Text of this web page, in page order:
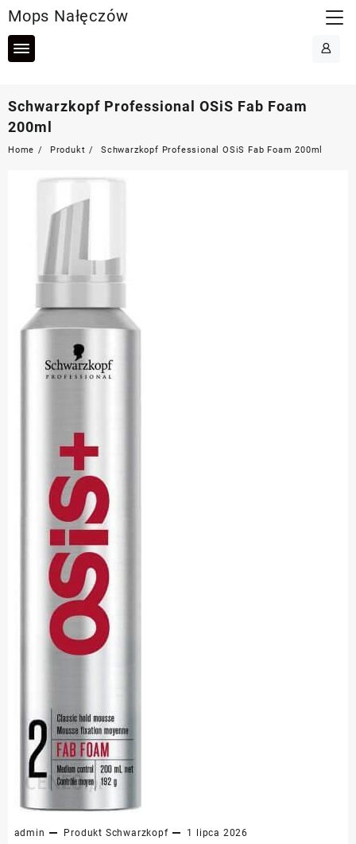
to
content
Mops Nałęczów
Schwarzkopf Professional OSiS Fab Foam
200ml
Home Produkt Schwarzkopf Professional OSiS Fab Foam 200ml
admin Produkt Schwarzkopf 1 lipca 2026